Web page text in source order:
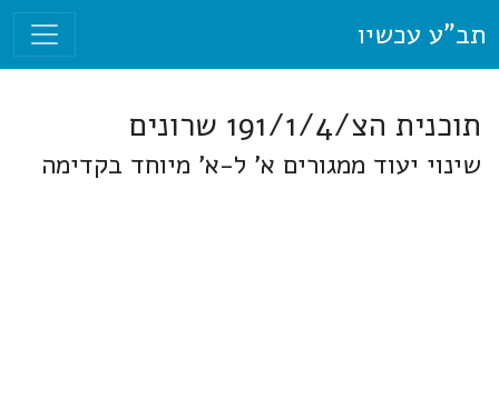
תב"ע עכשיו
תוכנית הצ/191/1/4 שרונים
שינוי יעוד ממגורים א' ל-א' מיוחד בקדימה